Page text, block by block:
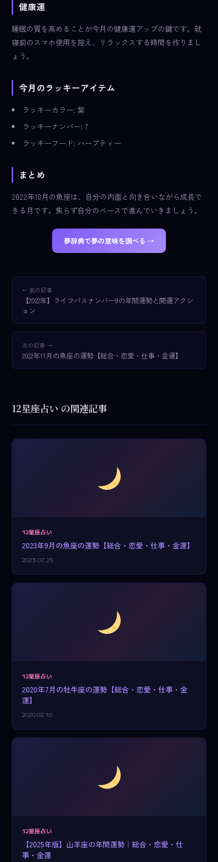
健康運
睡眠の質を高めることが今月の健康運アップの鍵です。就
寝前のスマホ使用を控え、リラックスする時間を作りまし
ょう。
今月のラッキーアイテム
ラッキーカラー: 紫
ラッキーナンバー: 7
ラッキーフード: ハーブティー
まとめ
2022年10月の魚座は、自分の内面と向き合いながら成長で
きる月です。焦らず自分のペースで進んでいきましょう。
夢辞典で夢の意味を調べる →
← 前の記事
【2022年】ライフパスナンバー9の年間運勢と開運アクシ
ョン
次の記事 →
2022年11月の魚座の運勢【総合・恋愛・仕事・金運】
12星座占い の関連記事
12星座占い
2023年9月の魚座の運勢【総合・恋愛・仕事・金運】
2023.07.25
12星座占い
2020年7月の牡牛座の運勢【総合・恋愛・仕事・金
運】
2020.02.10
12星座占い
【2025年版】山羊座の年間運勢｜総合・恋愛・仕
事・金運